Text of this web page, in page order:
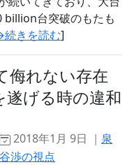
billion台突破のもたも
きを読む]
侮れない存在
遂げる時の違和
2018年1月 9日 ｜ 泉
谷渉の視点